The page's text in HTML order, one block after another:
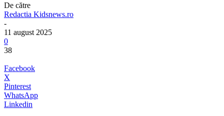
De către
Redactia Kidsnews.ro
-
11 august 2025
0
38
Facebook
X
Pinterest
WhatsApp
Linkedin